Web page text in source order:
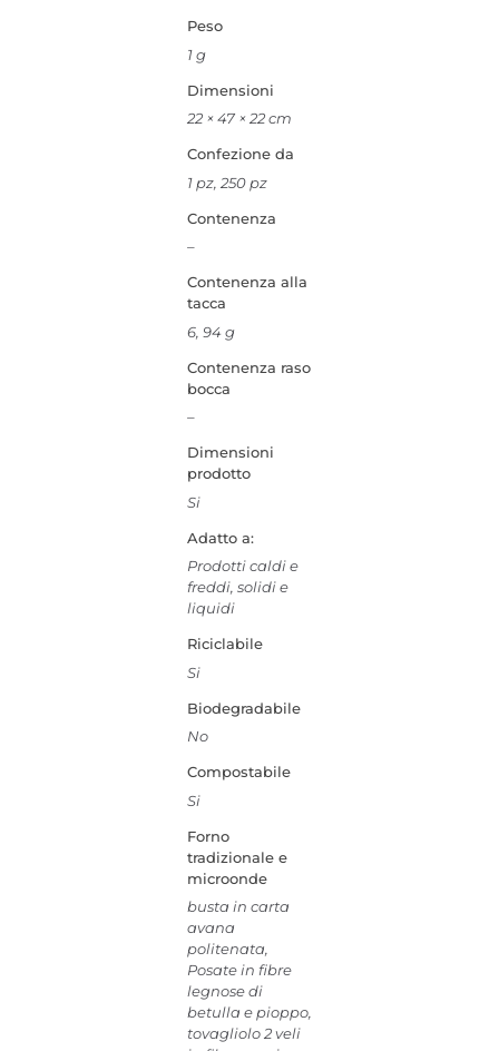
Peso
1 g
Dimensioni
22 × 47 × 22 cm
Confezione da
1 pz, 250 pz
Contenenza
–
Contenenza alla
tacca
6, 94 g
Contenenza raso
bocca
–
Dimensioni
prodotto
Si
Adatto a:
Prodotti caldi e
freddi, solidi e
liquidi
Riciclabile
Si
Biodegradabile
No
Compostabile
Si
Forno
tradizionale e
microonde
busta in carta
avana
politenata,
Posate in fibre
legnose di
betulla e pioppo,
tovagliolo 2 veli